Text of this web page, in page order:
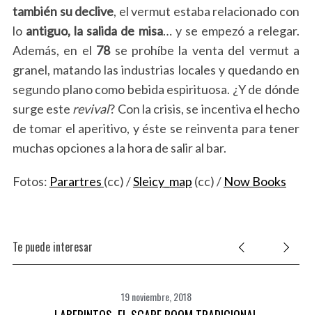
también su declive, el vermut estaba relacionado con
lo antiguo, la salida de misa… y se empezó a relegar.
Además, en el 78se prohíbe la venta del vermut a
granel, matando las industrias locales y quedando en
segundo plano como bebida espirituosa. ¿Y de dónde
surge este revival? Con la crisis, se incentiva el hecho
de tomar el aperitivo, y éste se reinventa para tener
muchas opciones a la hora de salir al bar.
Fotos: Parartres (cc) /Sleicy_map (cc) / Now Books
Te puede interesar
19 noviembre, 2018
S
e
a
h
f
o
: